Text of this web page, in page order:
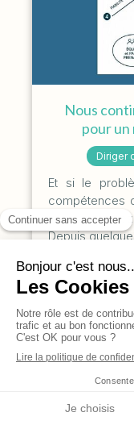
Nous
pour un
Diriger
Et si le
compétences
vous
Depuis
Par Isabelle